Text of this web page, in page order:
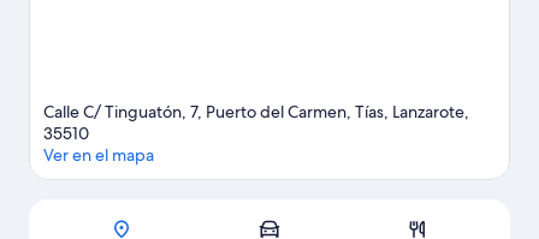
Calle C/ Tinguatón, 7, Puerto del Carmen, Tías, Lanzarote,
35510
Ver en el mapa